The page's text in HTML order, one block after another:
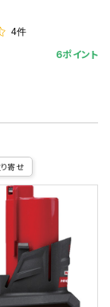
4件
6ポイント
寄せ